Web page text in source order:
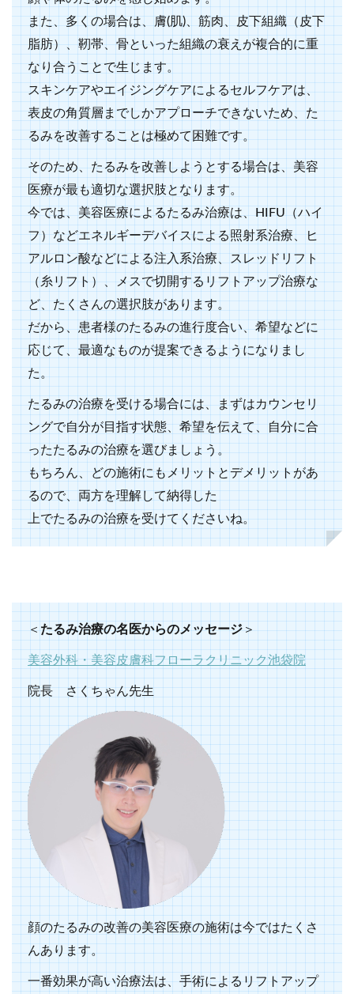
また、多くの場合は、膚(肌)、筋肉、皮下組織（皮下
脂肪）、靭帯、骨といった組織の衰えが複合的に重
なり合うことで生じます。
スキンケアやエイジングケアによるセルフケアは、
表皮の角質層までしかアプローチできないため、た
るみを改善することは極めて困難です。
そのため、たるみを改善しようとする場合は、美容
医療が最も適切な選択肢となります。
今では、美容医療によるたるみ治療は、HIFU（ハイ
フ）などエネルギーデバイスによる照射系治療、ヒ
アルロン酸などによる注入系治療、スレッドリフト
（糸リフト）、メスで切開するリフトアップ治療な
ど、たくさんの選択肢があります。
だから、患者様のたるみの進行度合い、希望などに
応じて、最適なものが提案できるようになりまし
た。
たるみの治療を受ける場合には、まずはカウンセリ
ングで自分が目指す状態、希望を伝えて、自分に合
ったたるみの治療を選びましょう。
もちろん、どの施術にもメリットとデメリットがあ
るので、両方を理解して納得した
上でたるみの治療を受けてくださいね。
＜たるみ治療の名医からのメッセージ＞
美容外科・美容皮膚科フローラクリニック池袋院
院長 さくちゃん先生
顔のたるみの改善の美容医療の施術は今ではたくさ
んあります。
一番効果が高い治療法は、手術によるリフトアップ